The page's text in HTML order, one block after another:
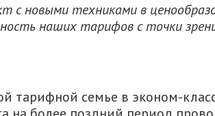
с новыми техниками в
наших тарифов с точки
тарифной семье в эконом-